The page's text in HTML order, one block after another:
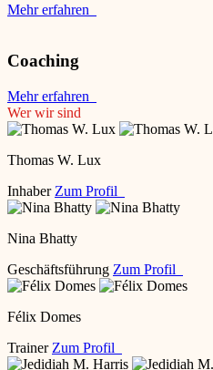
Mehr erfahren
Coaching
Mehr erfahren
Wer wir sind
Thomas W. Lux
Inhaber Zum Profil
Nina Bhatty
Geschäftsführung Zum Profil
Félix Domes
Trainer Zum Profil